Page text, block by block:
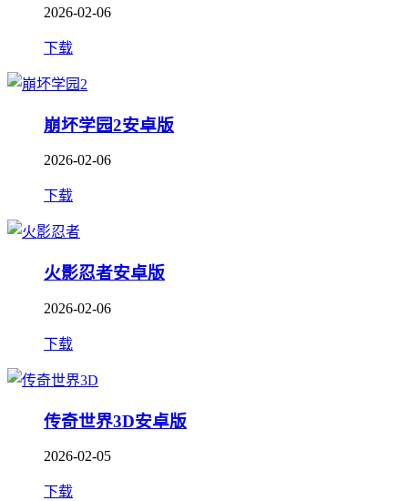
2026-02-06
下载
崩坏学园2安卓版
2026-02-06
下载
火影忍者安卓版
2026-02-06
下载
传奇世界3D安卓版
2026-02-05
下载